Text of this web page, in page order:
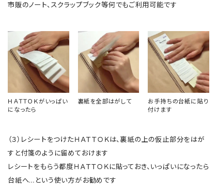
市販のノート、スクラップブック等何でもご利用可能です
ＨＡＴＴＯＫがいっぱい
になったら
裏紙を全部はがして
お手持ちの台紙に貼り
付けます
（３）レシートをつけたＨＡＴＴＯＫは、裏紙の上の仮止部分をはが
すと付箋のように留めておけます
レシートをもらう都度ＨＡＴＴＯＫに貼っておき、いっぱいになったら
台紙へ…という使い方がお勧めです